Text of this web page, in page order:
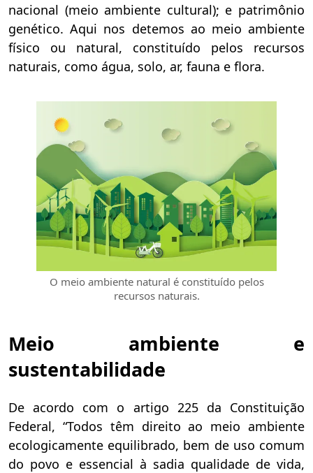
nacional (meio ambiente cultural); e patrimônio
genético. Aqui nos detemos ao meio ambiente
físico ou natural, constituído pelos recursos
naturais, como água, solo, ar, fauna e flora.
O meio ambiente natural é constituído pelos
recursos naturais.
Meio ambiente e
sustentabilidade
De acordo com o artigo 225 da Constituição
Federal, “Todos têm direito ao meio ambiente
ecologicamente equilibrado, bem de uso comum
do povo e essencial à sadia qualidade de vida,